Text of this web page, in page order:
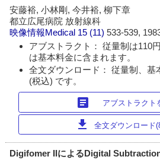
安藤裕, 小林剛, 今井裕, 柳下章
都立広尾病院 放射線科
映像情報Medical 15 (11)533-539,
アブストラクト： 従量制は110
は基本料金に含まれます。
全文ダウンロード： 従量制、基
(税込) です。
article アブストラクト
download 全文ダウンロード
Digifomer IIによるDigital